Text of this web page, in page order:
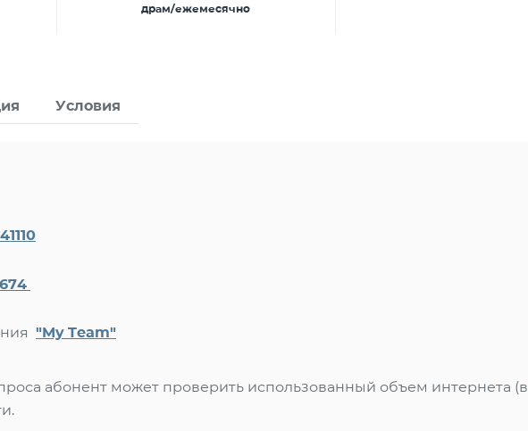
драм/ежемесячно
Условия
"My Team"
абонент может проверить использованный объем интернета (в